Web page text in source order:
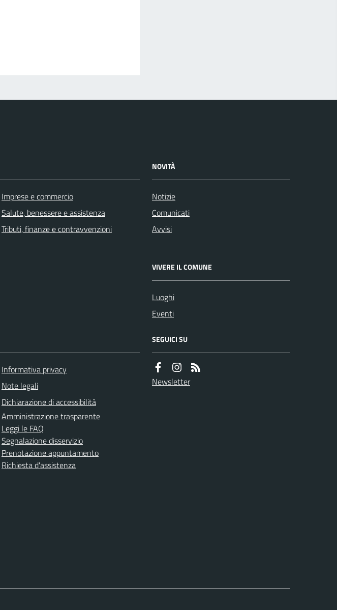
Imprese e commercio
Salute, benessere e assistenza
Tributi, finanze e contravvenzioni
NOVITÀ
Notizie
Comunicati
Avvisi
VIVERE IL COMUNE
Luoghi
Eventi
Informativa privacy
Note legali
Dichiarazione di accessibilità
Amministrazione trasparente
Leggi le FAQ
Segnalazione disservizio
Prenotazione appuntamento
Richiesta d'assistenza
SEGUICI SU
Newsletter